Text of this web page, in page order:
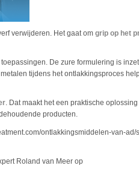
verwijderen. Het gaat om grip op het
De zure formulering is
tijdens het ontlakkingsproces
. Dat maakt het een praktische oplossing
producten.
ontlakkingsmiddelen-van-ad/
Roland van Meer op